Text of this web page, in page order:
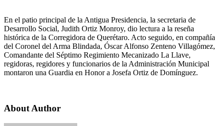
En el patio principal de la Antigua Presidencia, la secretaria de
Desarrollo Social, Judith Ortiz Monroy, dio lectura a la reseña
histórica de la Corregidora de Querétaro. Acto seguido, en compañía
del Coronel del Arma Blindada, Óscar Alfonso Zenteno Villagómez,
Comandante del Séptimo Regimiento Mecanizado La Llave,
regidoras, regidores y funcionarios de la Administración Municipal
montaron una Guardia en Honor a Josefa Ortiz de Domínguez.
About Author